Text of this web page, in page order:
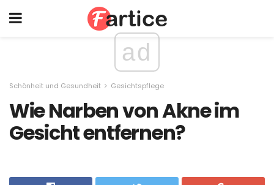
ad
Schönheit und Gesundheit Gesichtspflege
Wie Narben von Akne im
Gesicht entfernen?